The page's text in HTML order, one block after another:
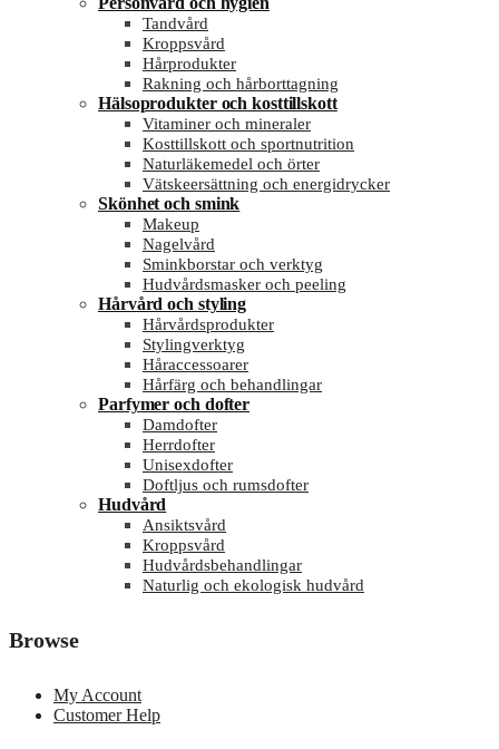
Tandvård
Kroppsvård
Hårprodukter
Rakning och hårborttagning
Hälsoprodukter och kosttillskott
Vitaminer och mineraler
Kosttillskott och sportnutrition
Naturläkemedel och örter
Vätskeersättning och energidrycker
Skönhet och smink
Makeup
Nagelvård
Sminkborstar och verktyg
Hudvårdsmasker och peeling
Hårvård och styling
Hårvårdsprodukter
Stylingverktyg
Håraccessoarer
Hårfärg och behandlingar
Parfymer och dofter
Damdofter
Herrdofter
Unisexdofter
Doftljus och rumsdofter
Hudvård
Ansiktsvård
Kroppsvård
Hudvårdsbehandlingar
Naturlig och ekologisk hudvård
Browse
My Account
Customer Help